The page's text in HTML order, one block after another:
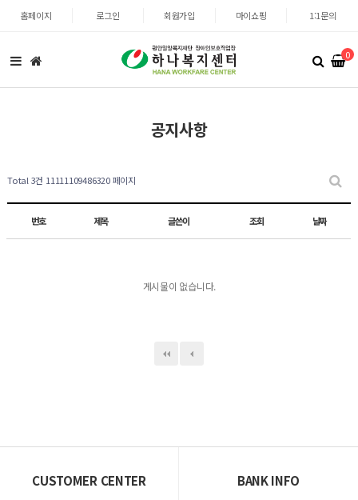
홈페이지 로그인 회원가입 마이쇼핑 1:1문의
0
공지사항
Total 3건 11111109486320 페이지
번호 제목 글쓴이 조회 날짜
게시물이 없습니다.
CUSTOMER CENTER BANK INFO